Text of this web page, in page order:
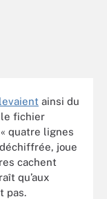
ainsi du
le fichier
quatre lignes
joue
cachent
qu’aux
pas.